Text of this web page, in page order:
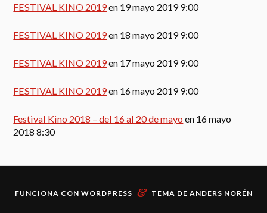
FESTIVAL KINO 2019en 19 mayo 2019 9:00
FESTIVAL KINO 2019en 18 mayo 2019 9:00
FESTIVAL KINO 2019en 17 mayo 2019 9:00
FESTIVAL KINO 2019en 16 mayo 2019 9:00
Festival Kino 2018 – del 16 al 20 de mayo en 16 mayo
2018 8:30
FUNCIONA CON WORDPRESS & TEMA DE ANDERS NORÉN